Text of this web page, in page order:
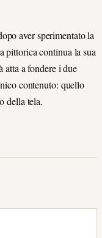
aver sperimentato la
pittorica continua la sua
atta a fondere i due
contenuto: quello
della tela.